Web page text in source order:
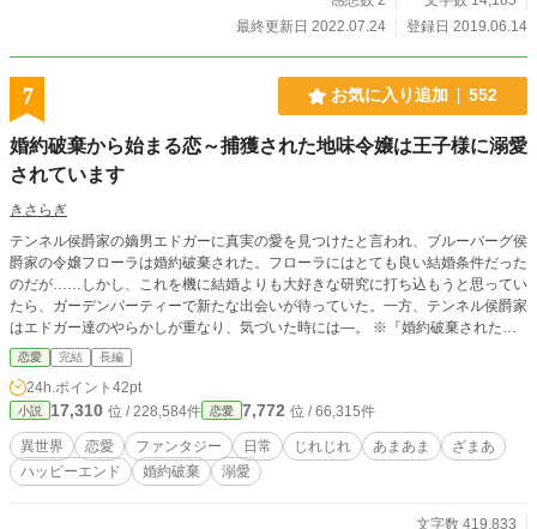
最終更新日 2022.07.24
登録日 2019.06.14
7 お気に入り追加 552
婚約破棄から始まる恋～捕獲された地味令嬢は王子様に溺愛
されています
きさらぎ
テンネル侯爵家の嫡男エドガーに真実の愛を見つけたと言われ、ブルーバーグ侯
爵家の令嬢フローラは婚約破棄された。フローラにはとても良い結婚条件だった
のだが……しかし、これを機に結婚よりも大好きな研究に打ち込もうと思ってい
たら、ガーデンパーティーで新たな出会いが待っていた。一方、テンネル侯爵家
はエドガー達のやらかしが重なり、気づいた時には―。 ※『婚約破棄された地
味令嬢は、あっという間に王子様に捕獲されました。』(現在は非公開です）を
タイトルを変更して改稿をしています。 お気に入り登録・しおり等読んで頂
いている皆様申し訳ございません。こちらの方を読んで頂ければと思います。
恋愛 完結 長編
24h.ポイント 42pt
小説 17,310 位 / 228,584件 恋愛 7,772 位 / 66,315件
異世界 恋愛 ファンタジー 日常 じれじれ あまあま
ざまあ
ハッピーエンド
婚約破棄 溺愛
文字数 419,833